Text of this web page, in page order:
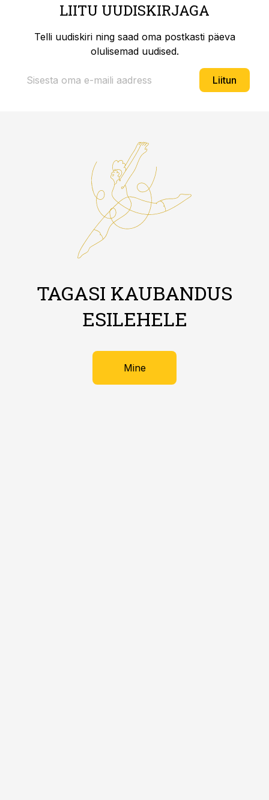
LIITU UUDISKIRJAGA
Telli uudiskiri ning saad oma postkasti päeva
olulisemad uudised.
Liitun
TAGASI KAUBANDUS
ESILEHELE
Mine